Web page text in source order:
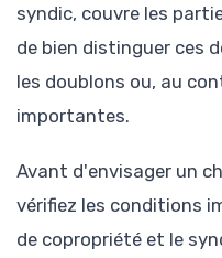
syndic, couvre les
de bien distinguer ces
les doublons ou, au
importantes.
Avant d'envisager un
vérifiez les conditions
de copropriété et le